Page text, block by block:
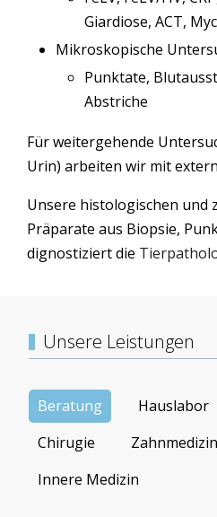
Giardiose, ACT,
Mikroskopische
Punktate,
Abstriche
Für weitergehende
Urin) arbeiten wir mit
Unsere histologischen und
Präparate aus Biopsie,
dignostiziert die
Unsere Leistungen
Beratung Hauslabor
Chirugie
Zahnmedizin
Innere Medizin